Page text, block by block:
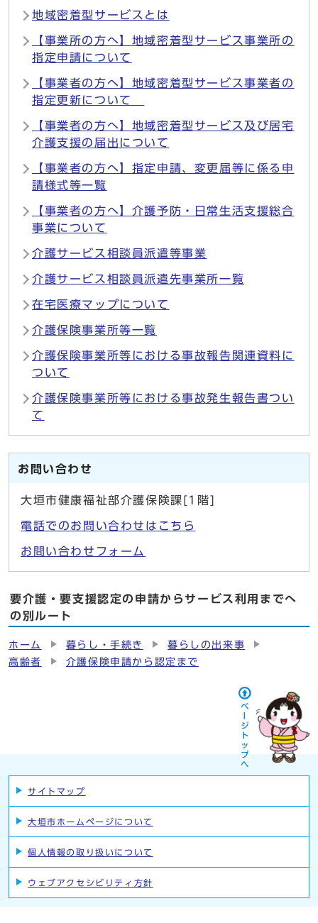
地域密着型サービスとは
【事業所の方へ】地域密着型サービス事業所の
指定申請について
【事業者の方へ】地域密着型サービス事業者の
指定更新について
【事業者の方へ】地域密着型サービス及び居宅
介護支援の届出について
【事業者の方へ】指定申請、変更届等に係る申
請様式等一覧
【事業者の方へ】介護予防・日常生活支援総合
事業について
介護サービス相談員派遣等事業
介護サービス相談員派遣先事業所一覧
在宅医療マップについて
介護保険事業所等一覧
介護保険事業所等における事故報告関連資料に
ついて
介護保険事業所等における事故発生報告書つい
て
お問い合わせ
大垣市健康福祉部介護保険課[1階]
電話でのお問い合わせはこちら
お問い合わせフォーム
要介護・要支援認定の申請からサービス利用までへ
の別ルート
ホーム 暮らし・手続き
暮らしの出来事
高齢者
介護保険申請から認定まで
サイトマップ
大垣市ホームページについて
個人情報の取り扱いについて
ウェブアクセシビリティ方針